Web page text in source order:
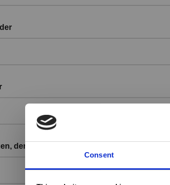
Consent
der inseminerer hoppen